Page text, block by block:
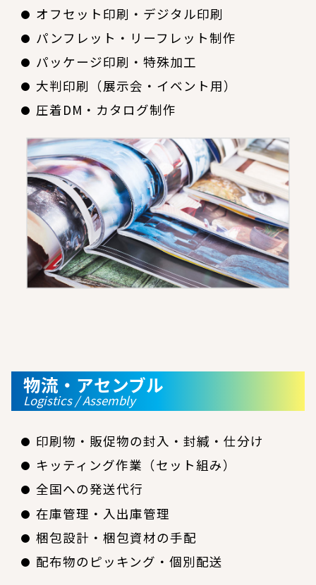
オフセット印刷・デジタル印刷
パンフレット・リーフレット制作
パッケージ印刷・特殊加工
大判印刷（展示会・イベント用）
圧着DM・カタログ制作
物流・アセンブル
Logistics / Assembly
印刷物・販促物の封入・封緘・仕分け
キッティング作業（セット組み）
全国への発送代行
在庫管理・入出庫管理
梱包設計・梱包資材の手配
配布物のピッキング・個別配送